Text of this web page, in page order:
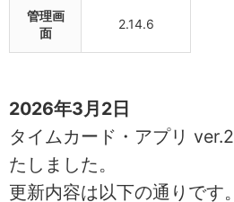
管理画
面
2.14.6
2026年3月2日
タイムカード・アプリ
たしました。
更新内容は以下の通りです。